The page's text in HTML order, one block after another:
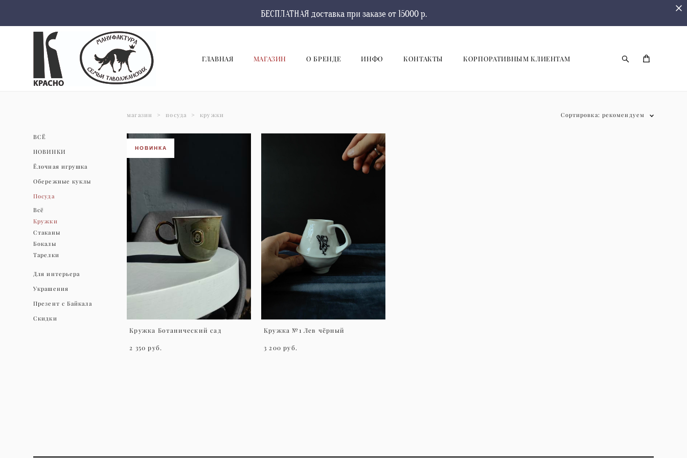
БЕСПЛАТНАЯ доставка при заказе от 15000 р.
ГЛАВНАЯ МАГАЗИН О БРЕНДЕ ИНФО КОНТАКТЫ КОРПОРАТИВНЫМ КЛИЕНТАМ
ВСЁ
НОВИНКИ
Ёлочная игрушка
Обережные куклы
Посуда
Всё
Кружки
Стаканы
Бокалы
Тарелки
Для интерьера
Украшения
Презент с Байкала
Скидки
магазин > посуда > кружки Сортировка: рекомендуем
НОВИНКА
Кружка Ботанический сад
2 350 pуб.
Кружка №1 Лев чёрный
3 200 pуб.